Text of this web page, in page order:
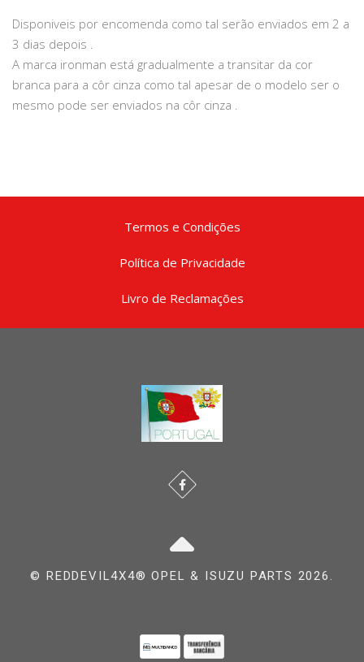
Disponiveis por encomenda como tal serão enviados em 2 a
3 dias depois .
A marca ironman está gradualmente a transitar da cor
branca para a côr cinza como tal apesar de o modelo ser o
mesmo pode ser enviados na côr cinza .
Termos e Condições
Política de Privacidade
Livro de Reclamações
© REDDEVIL4X4® OPEL & ISUZU PARTS 2026.